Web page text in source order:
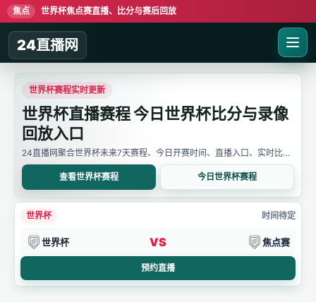
焦点 世界杯焦点赛直播、比分与赛后回放
24直播网
世界杯赛程实时更新
世界杯直播赛程 今日世界杯比分与录像
回放入口
24直播网聚合世界杯未来7天赛程、今日开赛时间、直播入口、实时比分
与赛后回放。用户可先确认比赛时间，再进入详情页查看直播线路、比分
变化和录像信息。查看世界杯赛程 今日世界杯赛程
世界杯 时间待定
世界杯 VS 焦点赛
预约直播